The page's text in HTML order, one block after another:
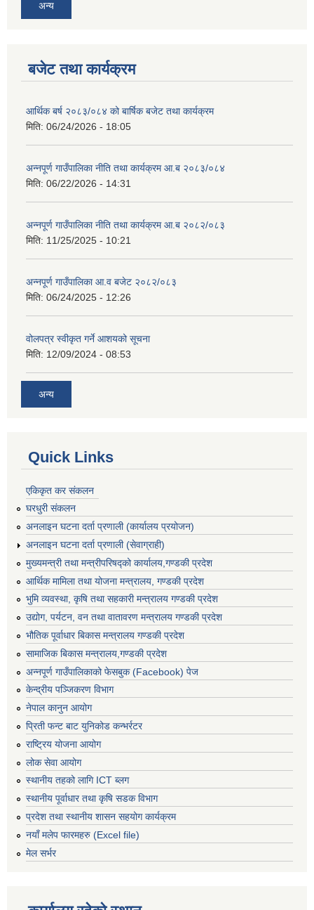
अन्य
बजेट तथा कार्यक्रम
आर्थिक बर्ष २०८३/०८४ को बार्षिक बजेट तथा कार्यक्रम
मिति: 06/24/2026 - 18:05
अन्नपूर्ण गाउँपालिका नीति तथा कार्यक्रम आ.ब २०८३/०८४
मिति: 06/22/2026 - 14:31
अन्नपूर्ण गाउँपालिका नीति तथा कार्यक्रम आ.ब २०८२/०८३
मिति: 11/25/2025 - 10:21
अन्नपूर्ण गाउँपालिका आ.व बजेट २०८२/०८३
मिति: 06/24/2025 - 12:26
वोलपत्र स्वीकृत गर्ने आशयको सूचना
मिति: 12/09/2024 - 08:53
अन्य
Quick Links
एकिकृत कर संकलन
घरधुरी संकलन
अनलाइन घटना दर्ता प्रणाली (कार्यालय प्रयोजन)
अनलाइन घटना दर्ता प्रणाली (सेवाग्राही)
मुख्यमन्त्री तथा मन्त्रीपरिषद्को कार्यालय,गण्डकी प्रदेश
आर्थिक मामिला तथा योजना मन्त्रालय, गण्डकी प्रदेश
भुमि व्यवस्था, कृषि तथा सहकारी मन्त्रालय गण्डकी प्रदेश
उद्योग, पर्यटन, वन तथा वातावरण मन्त्रालय गण्डकी प्रदेश
भौतिक पूर्वाधार बिकास मन्त्रालय गण्डकी प्रदेश
सामाजिक बिकास मन्त्रालय,गण्डकी प्रदेश
अन्नपूर्ण गाउँपालिकाको फेसबुक (Facebook) पेज
केन्द्रीय पञ्जिकरण विभाग
नेपाल कानुन आयोग
प्रिती फन्ट बाट युनिकोड कन्भर्रटर
राष्ट्रिय योजना आयोग
लोक सेवा आयोग
स्थानीय तहको लागि ICT ब्लग
स्थानीय पूर्वाधार तथा कृषि सडक विभाग
प्रदेश तथा स्थानीय शासन सहयोग कार्यक्रम
नयाँ मलेप फारमहरु (Excel file)
मेल सर्भर